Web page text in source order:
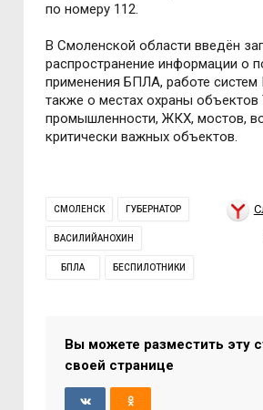
по номеру 112.
В Смоленской области введён
распространение информации о
применения БПЛА, работе
также о местах охраны объектов
промышленности, ЖКХ, мостов,
критически важных объектов.
СМОЛЕНСК ГУБЕРНАТОР
ВАСИЛИЙАНОХИН
БПЛА БЕСПИЛОТНИКИ
Вы можете разместить эту
своей странице